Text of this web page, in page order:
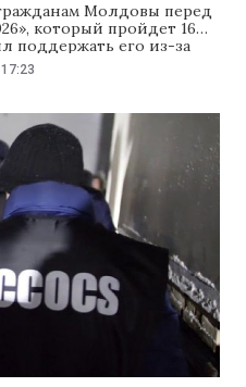
Молдовы перед
который пройдет 16
поддержать его из-за
объединиться в
номер 16. Давайте
и
17:23